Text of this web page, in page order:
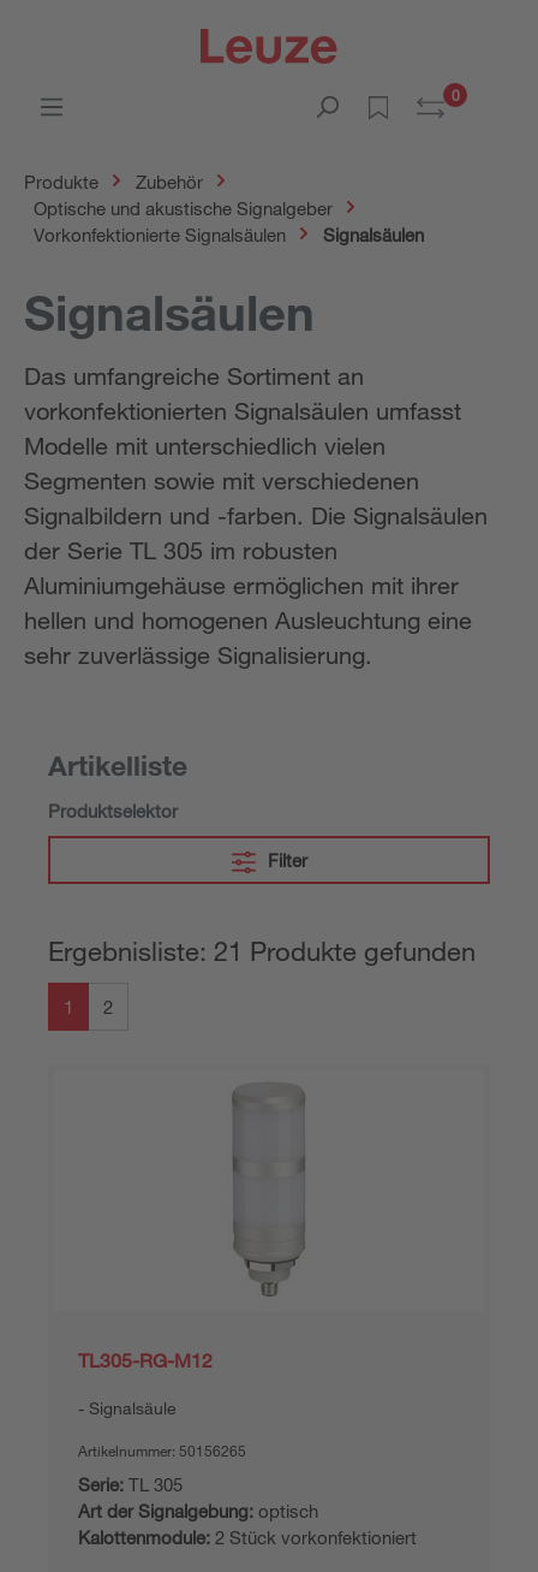
0
Produkte
Zubehör
Optische und akustische Signalgeber
Vorkonfektionierte Signalsäulen
Signalsäulen
Signalsäulen
Das umfangreiche Sortiment an
vorkonfektionierten Signalsäulen umfasst
Modelle mit unterschiedlich vielen
Segmenten sowie mit verschiedenen
Signalbildern und -farben. Die Signalsäulen
der Serie TL 305 im robusten
Aluminiumgehäuse ermöglichen mit ihrer
hellen und homogenen Ausleuchtung eine
sehr zuverlässige Signalisierung.
Artikelliste
Produktselektor
Filter
Ergebnisliste: 21 Produkte gefunden
1 2
TL305-RG-M12
Signalsäule
Artikelnummer: 50156265
Serie: TL 305
Art der Signalgebung: optisch
Kalottenmodule: 2 Stück vorkonfektioniert